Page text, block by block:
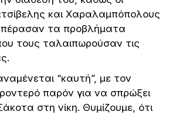
και Χαραλαμπόπολους
τα προβλήματα
τους ταλαιπωρούσαν τις
“καυτή”, με τον
παρόν για να σπρώξει
στη νίκη. Θυμίζουμε, ότι